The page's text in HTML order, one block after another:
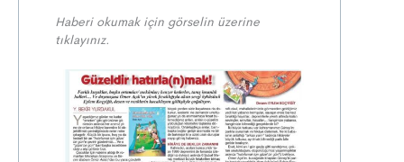
Haberi okumak için görselin üzerine
tıklayınız.